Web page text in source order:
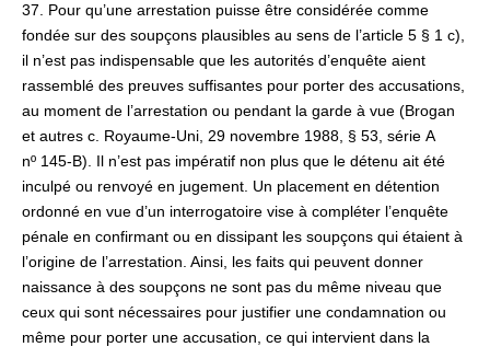
37. Pour qu’une arrestation puisse être considérée comme
fondée sur des soupçons plausibles au sens de l’article 5 § 1 c),
il n’est pas indispensable que les autorités d’enquête aient
rassemblé des preuves suffisantes pour porter des accusations,
au moment de l’arrestation ou pendant la garde à vue (Brogan
et autres c. Royaume-Uni, 29 novembre 1988, § 53, série A
nº 145‑B). Il n’est pas impératif non plus que le détenu ait été
inculpé ou renvoyé en jugement. Un placement en détention
ordonné en vue d’un interrogatoire vise à compléter l’enquête
pénale en confirmant ou en dissipant les soupçons qui étaient à
l’origine de l’arrestation. Ainsi, les faits qui peuvent donner
naissance à des soupçons ne sont pas du même niveau que
ceux qui sont nécessaires pour justifier une condamnation ou
même pour porter une accusation, ce qui intervient dans la